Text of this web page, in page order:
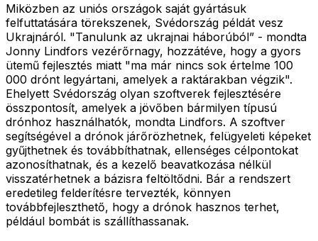
Miközben az uniós országok saját gyártásuk
felfuttatására törekszenek, Svédország példát vesz
Ukrajnáról. "Tanulunk az ukrajnai háborúból” - mondta
Jonny Lindfors vezérőrnagy, hozzátéve, hogy a gyors
ütemű fejlesztés miatt "ma már nincs sok értelme 100
000 drónt legyártani, amelyek a raktárakban végzik".
Ehelyett Svédország olyan szoftverek fejlesztésére
összpontosít, amelyek a jövőben bármilyen típusú
drónhoz használhatók, mondta Lindfors. A szoftver
segítségével a drónok járőrözhetnek, felügyeleti képeket
gyűjthetnek és továbbíthatnak, ellenséges célpontokat
azonosíthatnak, és a kezelő beavatkozása nélkül
visszatérhetnek a bázisra feltöltődni. Bár a rendszert
eredetileg felderítésre tervezték, könnyen
továbbfejleszthető, hogy a drónok hasznos terhet,
például bombát is szállíthassanak.